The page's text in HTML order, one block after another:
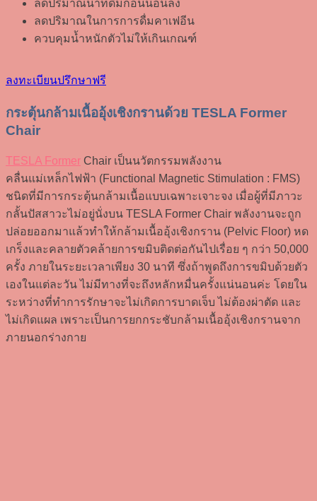
ลดปริมาณน้ำที่ดื่มก่อนนอนลง
ลดปริมาณในการการดื่มคาเฟอีน
ควบคุมน้ำหนักตัวไม่ให้เกินเกณฑ์
ลงทะเบียนปรึกษาฟรี
กระตุ้นกล้ามเนื้ออุ้งเชิงกรานด้วย TESLA Former
Chair
TESLA Former Chair เป็นนวัตกรรมพลังงาน
คลื่นแม่เหล็กไฟฟ้า (Functional Magnetic Stimulation : FMS)
ชนิดที่มีการกระตุ้นกล้ามเนื้อแบบเฉพาะเจาะจง เมื่อผู้ที่มีภาวะ
กลั้นปัสสาวะไม่อยู่นั่งบน TESLA Former Chair พลังงานจะถูก
ปล่อยออกมาแล้วทำให้กล้ามเนื้ออุ้งเชิงกราน (Pelvic Floor) หด
เกร็งและคลายตัวคล้ายการขมิบติดต่อกันไปเรื่อย ๆ กว่า 50,000
ครั้ง ภายในระยะเวลาเพียง 30 นาที ซึ่งถ้าพูดถึงการขมิบด้วยตัว
เองในแต่ละวัน ไม่มีทางที่จะถึงหลักหมื่นครั้งแน่นอนค่ะ โดยใน
ระหว่างที่ทำการรักษาจะไม่เกิดการบาดเจ็บ ไม่ต้องผ่าตัด และ
ไม่เกิดแผล เพราะเป็นการยกกระชับกล้ามเนื้ออุ้งเชิงกรานจาก
ภายนอกร่างกาย